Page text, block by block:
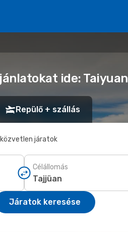
ide: Taiyuan
Repülő + szállás
közvetlen járatok
Célállomás
Járatok keresése